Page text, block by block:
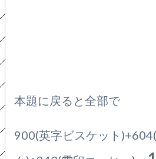
本題に戻ると全部で
900(英字ビスケット